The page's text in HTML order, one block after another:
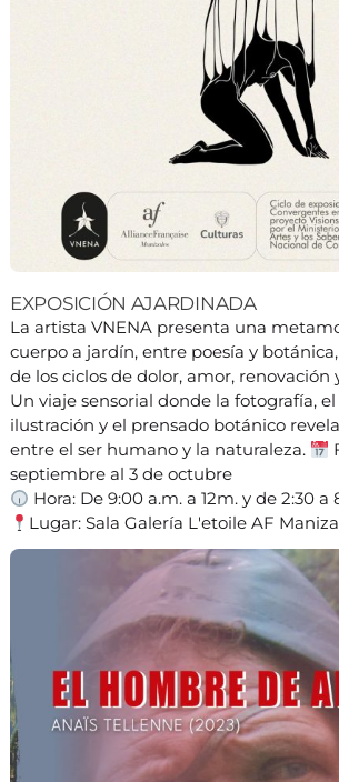
EXPOSICIÓN AJARDINADA
La artista VNENA presenta una
cuerpo a jardín, entre poesía y
de los ciclos de dolor, amor,
Un viaje sensorial donde la fotografía,
ilustración y el prensado botánico
entre el ser humano y la naturaleza.
septiembre al 3 de octubre
Hora: De 9:00 a.m. a 12m. y de 2:30 a
Lugar: Sala Galería L'etoile AF